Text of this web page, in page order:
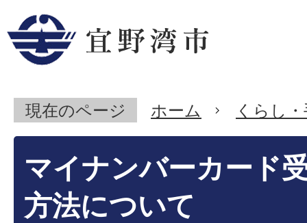
現在のページ ホーム くらし
マイナンバーカード
方法について